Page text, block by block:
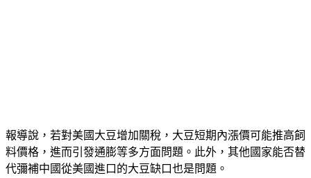
報導說，若對美國大豆增加關稅，大豆短期內漲價可能推高飼
料價格，進而引發通膨等多方面問題。此外，其他國家能否替
代彌補中國從美國進口的大豆缺口也是問題。